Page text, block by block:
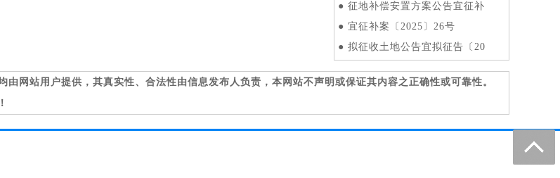
● 征地补偿安置方案公告宜征补
● 宜征补案〔2025〕26号
● 拟征收土地公告宜拟征告〔20
网站用户提供，其真实性、合法性由信息发布人负责，本网站不声明或保证其内容之正确性或可靠性。